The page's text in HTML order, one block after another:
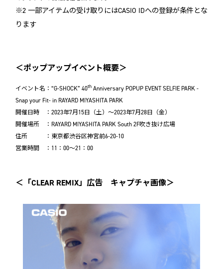
※2 一部アイテムの受け取りにはCASIO IDへの登録が条件とな
ります
＜ポップアップイベント概要＞
イベント名：“G-SHOCK” 40th Anniversary POPUP EVENT SELFIE PARK -
Snap your Fit- in RAYARD MIYASHITA PARK
開催日時 ：2023年7月15日（土）～2023年7月28日（金）
開催場所 ：RAYARD MIYASHITA PARK South 2F吹き抜け広場
住所 ：東京都渋谷区神宮前6-20-10
営業時間 ：11：00～21：00
＜「CLEAR REMIX」広告 キャプチャ画像＞